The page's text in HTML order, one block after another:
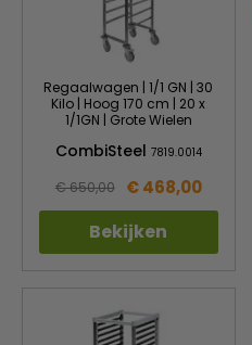
Regaalwagen | 1/1 GN | 30
Kilo | Hoog 170 cm | 20 x
1/1GN | Grote Wielen
CombiSteel 7819.0014
€ 650,00 € 468,00
Bekijken